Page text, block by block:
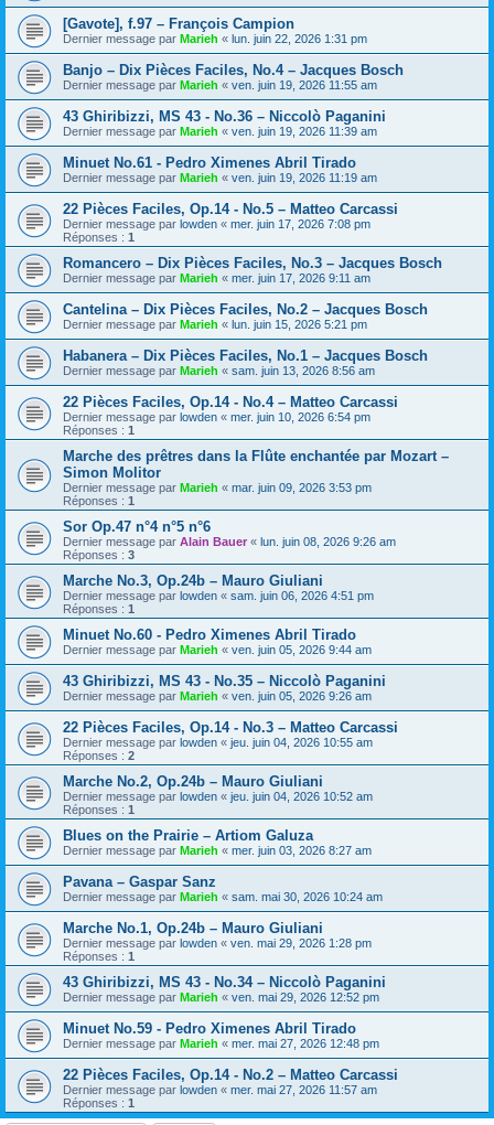
[Gavote], f.97 – François Campion
Dernier message par Marieh « lun. juin 22, 2026 1:31 pm
Banjo – Dix Pièces Faciles, No.4 – Jacques Bosch
Dernier message par Marieh « ven. juin 19, 2026 11:55 am
43 Ghiribizzi, MS 43 - No.36 – Niccolò Paganini
Dernier message par Marieh « ven. juin 19, 2026 11:39 am
Minuet No.61 - Pedro Ximenes Abril Tirado
Dernier message par Marieh « ven. juin 19, 2026 11:19 am
22 Pièces Faciles, Op.14 - No.5 – Matteo Carcassi
Dernier message par lowden « mer. juin 17, 2026 7:08 pm
Réponses : 1
Romancero – Dix Pièces Faciles, No.3 – Jacques Bosch
Dernier message par Marieh « mer. juin 17, 2026 9:11 am
Cantelina – Dix Pièces Faciles, No.2 – Jacques Bosch
Dernier message par Marieh « lun. juin 15, 2026 5:21 pm
Habanera – Dix Pièces Faciles, No.1 – Jacques Bosch
Dernier message par Marieh « sam. juin 13, 2026 8:56 am
22 Pièces Faciles, Op.14 - No.4 – Matteo Carcassi
Dernier message par lowden « mer. juin 10, 2026 6:54 pm
Réponses : 1
Marche des prêtres dans la Flûte enchantée par Mozart –
Simon Molitor
Dernier message par Marieh « mar. juin 09, 2026 3:53 pm
Réponses : 1
Sor Op.47 n°4 n°5 n°6
Dernier message par Alain Bauer « lun. juin 08, 2026 9:26 am
Réponses : 3
Marche No.3, Op.24b – Mauro Giuliani
Dernier message par lowden « sam. juin 06, 2026 4:51 pm
Réponses : 1
Minuet No.60 - Pedro Ximenes Abril Tirado
Dernier message par Marieh « ven. juin 05, 2026 9:44 am
43 Ghiribizzi, MS 43 - No.35 – Niccolò Paganini
Dernier message par Marieh « ven. juin 05, 2026 9:26 am
22 Pièces Faciles, Op.14 - No.3 – Matteo Carcassi
Dernier message par lowden « jeu. juin 04, 2026 10:55 am
Réponses : 2
Marche No.2, Op.24b – Mauro Giuliani
Dernier message par lowden « jeu. juin 04, 2026 10:52 am
Réponses : 1
Blues on the Prairie – Artiom Galuza
Dernier message par Marieh « mer. juin 03, 2026 8:27 am
Pavana – Gaspar Sanz
Dernier message par Marieh « sam. mai 30, 2026 10:24 am
Marche No.1, Op.24b – Mauro Giuliani
Dernier message par lowden « ven. mai 29, 2026 1:28 pm
Réponses : 1
43 Ghiribizzi, MS 43 - No.34 – Niccolò Paganini
Dernier message par Marieh « ven. mai 29, 2026 12:52 pm
Minuet No.59 - Pedro Ximenes Abril Tirado
Dernier message par Marieh « mer. mai 27, 2026 12:48 pm
22 Pièces Faciles, Op.14 - No.2 – Matteo Carcassi
Dernier message par lowden « mer. mai 27, 2026 11:57 am
Réponses : 1